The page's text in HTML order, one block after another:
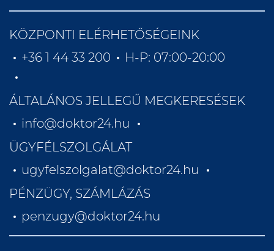
KÖZPONTI ELÉRHETŐSÉGEINK
+36 1 44 33 200
H-P: 07:00-20:00
ÁLTALÁNOS JELLEGŰ MEGKERESÉSEK
info@doktor24.hu
ÜGYFÉLSZOLGÁLAT
ugyfelszolgalat@doktor24.hu
PÉNZÜGY, SZÁMLÁZÁS
penzugy@doktor24.hu